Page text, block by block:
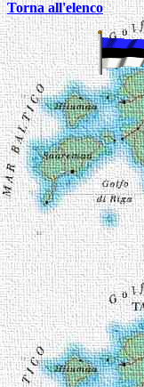
Torna all'elenco